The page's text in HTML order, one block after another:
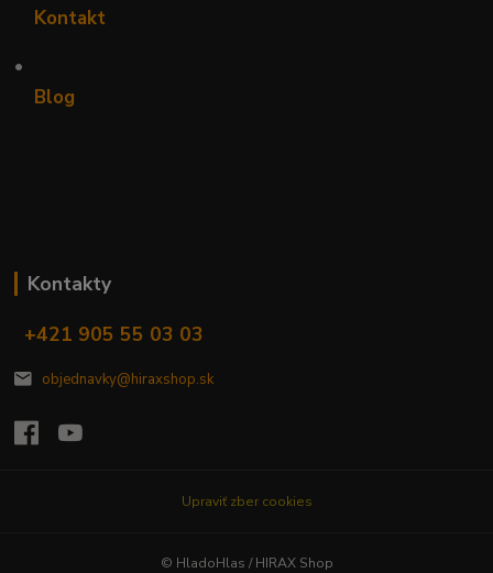
Kontakt
•
Blog
Kontakty
+421 905 55 03 03
objednavky@hiraxshop.sk
Upraviť zber cookies
© HladoHlas / HIRAX Shop